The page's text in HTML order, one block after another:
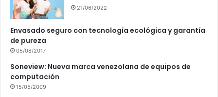
21/06/2022
Envasado seguro con tecnología ecológica y garantía
de pureza
05/08/2017
Soneview: Nueva marca venezolana de equipos de
computación
15/05/2009